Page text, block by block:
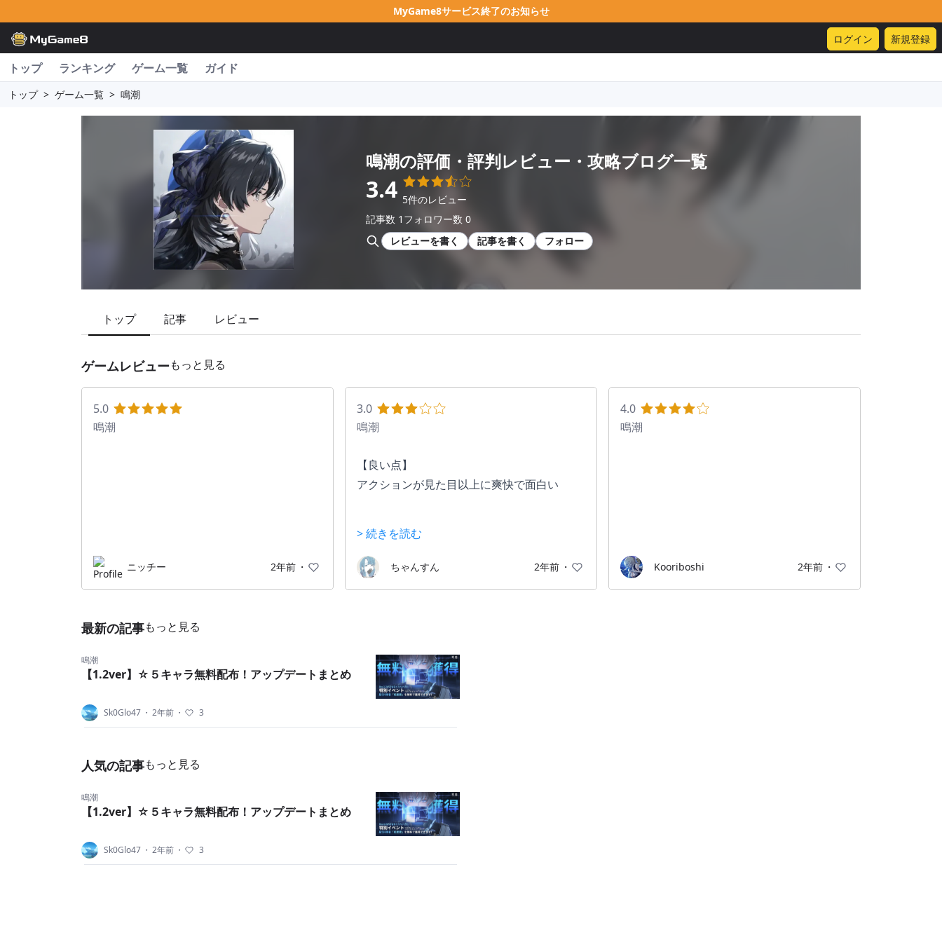
MyGame8サービス終了のお知らせ
ログイン 新規登録
トップ ランキング ゲーム一覧 ガイド
トップ > ゲーム一覧 > 鳴潮
鳴潮の評価・評判レビュー・攻略ブログ一覧
3.4 5件のレビュー
記事数 1 フォロワー数 0
レビューを書く
記事を書く フォロー
トップ 記事 レビュー
ゲームレビューもっと見る
5.0
鳴潮
ニッチー 2年前 ・
3.0
鳴潮
【良い点】
アクションが見た目以上に爽快で面白い
ソシャゲ
> 続きを読む
ちゃんすん 2年前 ・
4.0
鳴潮
Kooriboshi 2年前 ・
最新の記事もっと見る
鳴潮
【1.2ver】☆５キャラ無料配布！アップデートまとめ
Sk0Glo47 ・ 2年前 ・ 3
人気の記事もっと見る
鳴潮
【1.2ver】☆５キャラ無料配布！アップデートまとめ
Sk0Glo47 ・ 2年前 ・ 3